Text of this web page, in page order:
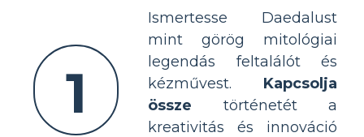
1
Ismertesse Daedalust
mint görög mitológiai
legendás feltalálót és
kézművest. Kapcsolja
össze történetét a
kreativitás és innováció